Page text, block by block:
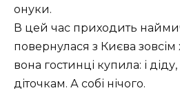
онуки.
В цей час приходить
повернулася з Києва зовсім
вона гостинці купила: і діду,
діточкам. А собі нічого.